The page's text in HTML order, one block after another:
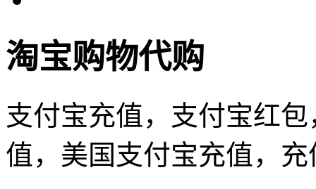
淘宝购物代购
支付宝充值，支付宝红
值，美国支付宝充值，